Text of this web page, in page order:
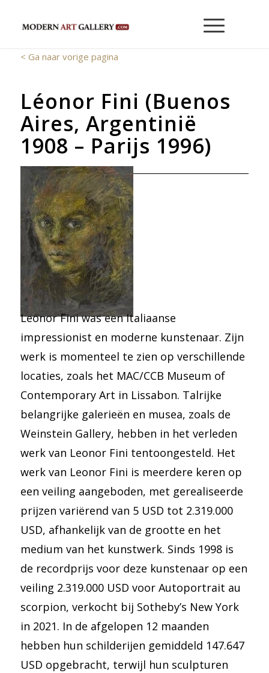
< Ga naar vorige pagina
Léonor Fini (Buenos
Aires, Argentinië
1908 – Parijs 1996)
Leonor Fini was een Italiaanse
impressionist en moderne kunstenaar. Zijn
werk is momenteel te zien op verschillende
locaties, zoals het MAC/CCB Museum of
Contemporary Art in Lissabon. Talrijke
belangrijke galerieën en musea, zoals de
Weinstein Gallery, hebben in het verleden
werk van Leonor Fini tentoongesteld. Het
werk van Leonor Fini is meerdere keren op
een veiling aangeboden, met gerealiseerde
prijzen variërend van 5 USD tot 2.319.000
USD, afhankelijk van de grootte en het
medium van het kunstwerk. Sinds 1998 is
de recordprijs voor deze kunstenaar op een
veiling 2.319.000 USD voor Autoportrait au
scorpion, verkocht bij Sotheby’s New York
in 2021. In de afgelopen 12 maanden
hebben hun schilderijen gemiddeld 147.647
USD opgebracht, terwijl hun sculpturen